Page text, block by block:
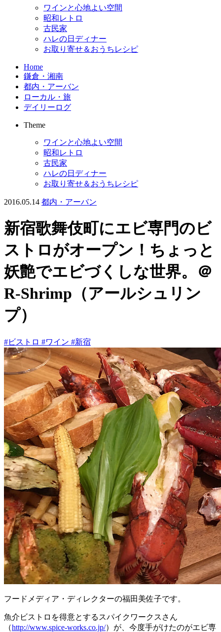
ワインと心地よい空間
昭和レトロ
古民家
ハレの日ディナー
お取り寄せ＆おうちレシピ
Home
鎌倉・湘南
都内・アーバン
ローカル・旅
デイリーログ
Theme
ワインと心地よい空間
昭和レトロ
古民家
ハレの日ディナー
お取り寄せ＆おうちレシピ
2016.05.14 都内・アーバン
新宿歌舞伎町にエビ専門のビ
ストロがオープン！ちょっと
妖艶でエビづくしな世界。＠
R-Shrimp（アールシュリン
プ）
#ビストロ #ワイン #新宿
フードメディア・ディレクターの福田美佐子です。
魚介ビストロを得意とするスパイクワークスさん
（http://www.spice-works.co.jp/）が、今度手がけたのがエビ専